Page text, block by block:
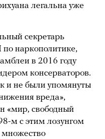
легальна уже
секретарь
наркополитике,
в 2016 году
консерваторов.
и не были упомянуты
вреда»,
«мир, свободный
м с этим лозунгом
множество